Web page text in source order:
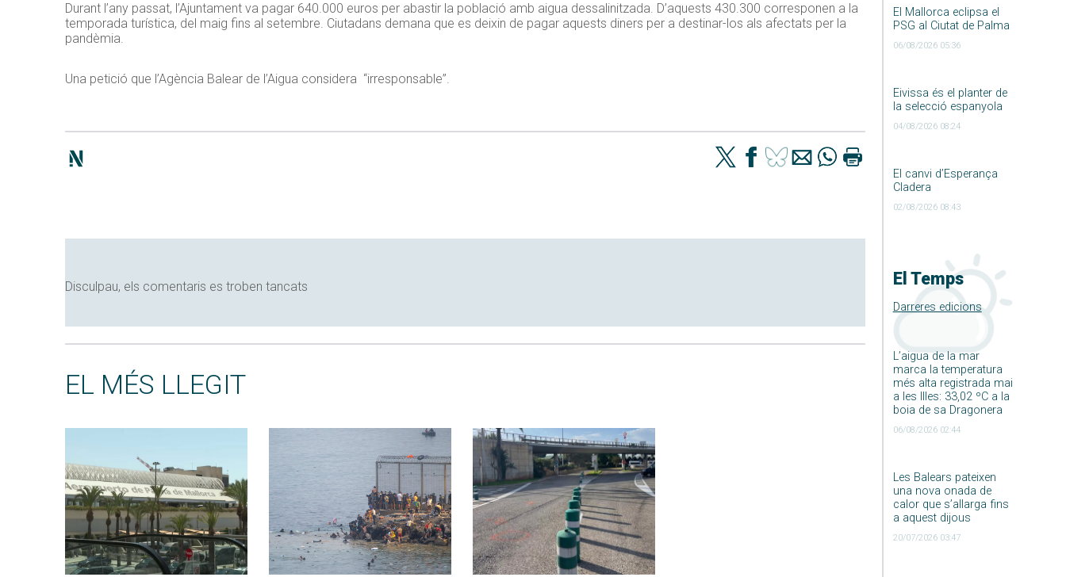
El Mallorca eclipsa el
PSG al Ciutat de Palma
06/08/2026 05:36
Eivissa és el planter de
la selecció espanyola
04/08/2026 08:24
El canvi d’Esperança
Cladera
02/08/2026 08:43
El Temps
Darreres edicions
L’aigua de la mar
marca la temperatura
més alta registrada mai
a les Illes: 33,02 ºC a la
boia de sa Dragonera
06/08/2026 02:44
Les Balears pateixen
una nova onada de
calor que s’allarga fins
a aquest dijous
20/07/2026 03:47
Durant l’any passat, l’Ajuntament va pagar 640.000 euros per abastir la població amb aigua dessalinitzada. D’aquests 430.300 corresponen a la
temporada turística, del maig fins al setembre. Ciutadans demana que es deixin de pagar aquests diners per a destinar-los als afectats per la
pandèmia.
Una petició que l’Agència Balear de l’Aigua considera “irresponsable”.
Disculpau, els comentaris es troben tancats
EL MÉS LLEGIT